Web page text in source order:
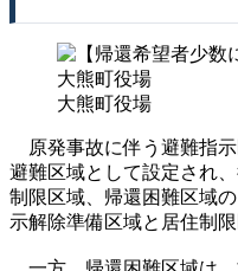
大熊町役場
原発事故に伴う避難指
避難区域として設定され
制限区域、帰還困難区域
示解除準備区域と居住制